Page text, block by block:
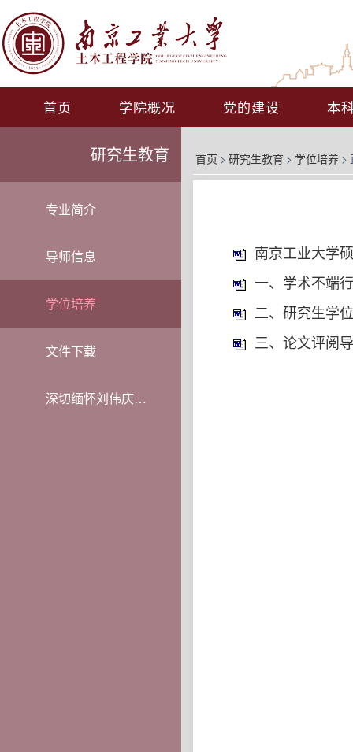
首页 学院概况 党的建设 本
研究生教育
专业简介
导师信息
学位培养
文件下载
深切缅怀刘伟庆教授
首页 > 研究生教育 > 学位培养 >
南京工业大学
一、学术不端
二、研究生学
三、论文评阅